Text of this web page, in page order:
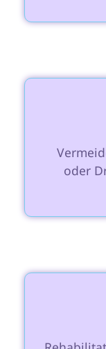
Vermeiden Sie intensives Training
oder